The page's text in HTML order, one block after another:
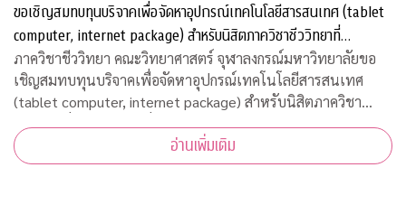
ขอเชิญสมทบทุนบริจาคเพื่อจัดหาอุปกรณ์เทคโนโลยีสารสนเทศ (tablet
computer, internet package) สำหรับนิสิตภาควิชาชีววิทยาที่
ขาดแคลน
ภาควิชาชีววิทยา คณะวิทยาศาสตร์ จุฬาลงกรณ์มหาวิทยาลัยขอ
เชิญสมทบทุนบริจาคเพื่อจัดหาอุปกรณ์เทคโนโลยีสารสนเทศ
(tablet computer, internet package) สำหรับนิสิตภาควิชา
ชีววิทยาที่ขาดแคลน เพื่อใช้เรียนออนไลน์ในวิถีปรกติใหม่ บริจาค
เข้ากองทุน "
อ่านเพิ่มเติม